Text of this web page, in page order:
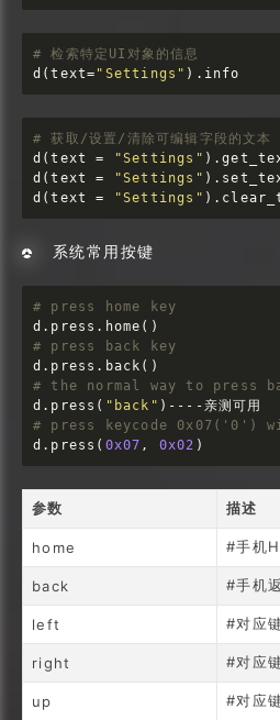
# 检索特定UI对象的信息
d(text= "Settings" ).info
# 获取/设置/清除可编辑字段的文本
d(text =
"Settings"
d(text =
"Settings"
d(text =
"Settings"
系统常用按键
# press home key
# press back key
# the normal way to press
d.press( "back"
# press keycode 0x07('0')
d.press( 0x07 , 0x02 )
参数 描述
home #手机
back #手机
left #对应
right #对应
up #对应